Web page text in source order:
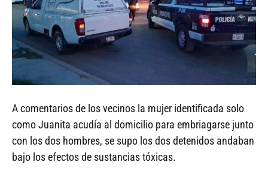
A comentarios de los vecinos la mujer identificada solo
como Juanita acudía al domicilio para embriagarse junto
con los dos hombres, se supo los dos detenidos andaban
bajo los efectos de sustancias tóxicas.